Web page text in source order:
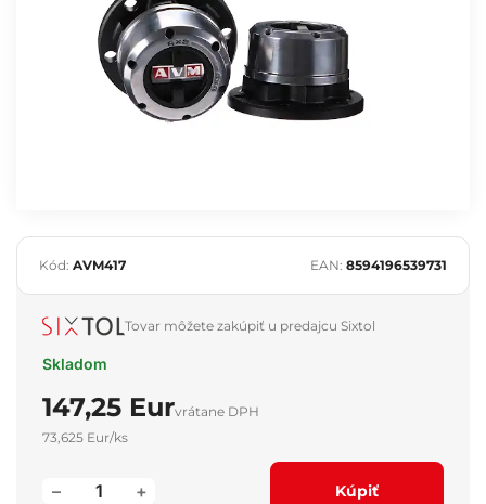
Kód: AVM417 EAN: 8594196539731
Tovar môžete zakúpiť u predajcu Sixtol
Skladom
147,25 Eurvrátane DPH
73,625 Eur/ks
+
– Kúpiť